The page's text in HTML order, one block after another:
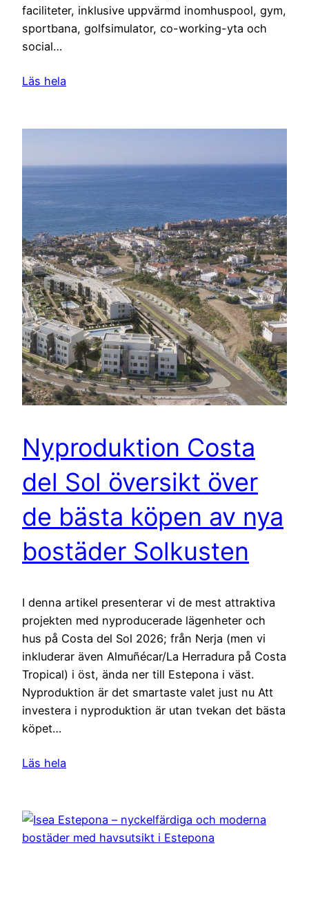
faciliteter, inklusive uppvärmd inomhuspool, gym,
sportbana, golfsimulator, co-working-yta och
social…
Läs hela
Nyproduktion Costa
del Sol översikt över
de bästa köpen av nya
bostäder Solkusten
I denna artikel presenterar vi de mest attraktiva
projekten med nyproducerade lägenheter och
hus på Costa del Sol 2026; från Nerja (men vi
inkluderar även Almuñécar/La Herradura på Costa
Tropical) i öst, ända ner till Estepona i väst.
Nyproduktion är det smartaste valet just nu Att
investera i nyproduktion är utan tvekan det bästa
köpet…
Läs hela